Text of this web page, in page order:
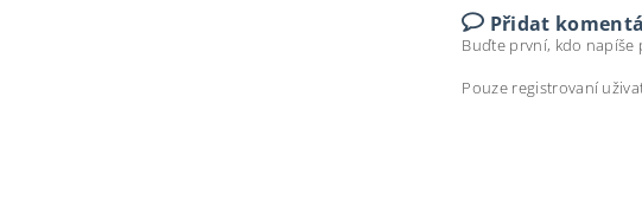
Přidat
Buďte první, kdo napíše
Pouze registrovaní